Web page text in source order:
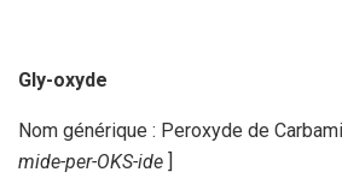
Gly-oxyde
Nom générique : Peroxyde de
mide-per-OKS-ide ]